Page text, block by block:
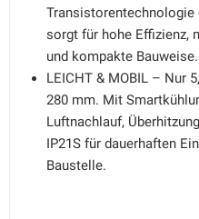
Transistorentechnologie
sorgt für hohe Effizienz,
und kompakte Bauweise.
LEICHT & MOBIL – Nur
280 mm. Mit
Luftnachlauf,
IP21S für dauerhaften
Baustelle.